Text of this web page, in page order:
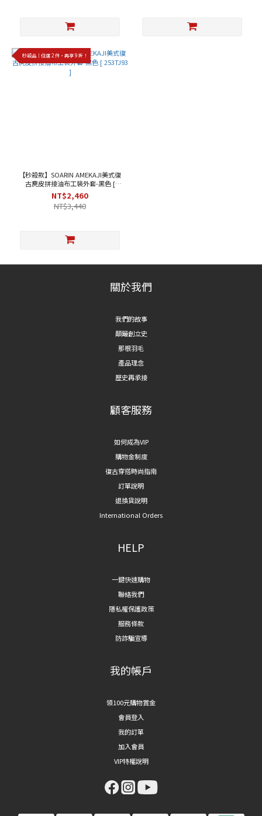
秒殺品｜任選 2 件，再享 9 折！
【秒殺款】SOARIN AMEKAJI美式復
古麂皮拼接油布工裝外套-黑色 [
253TJ93 ]
NT$2,460
NT$3,440
關於我們
我們的故事
顛簸創立史
那根羽毛
產品理念
歷史再承接
顧客服務
如何成為VIP
購物金制度
復古穿搭時尚指南
訂單說明
退換貨說明
International Orders
HELP
一鍵快速購物
聯絡我們
隱私權保護政策
服務條款
防詐騙宣導
我的帳戶
領100元購物賞金
會員登入
我的訂單
加入會員
VIP特權說明